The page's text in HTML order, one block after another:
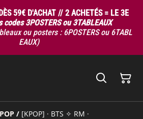
59€ D'ACHAT // 2 ACHETÉS = LE 3E
codes 3POSTERS ou 3TABLEAUX
ou posters : 6POSTERS ou 6TABL
EAUX)
/ [KPOP] · BTS ✧ RM ·